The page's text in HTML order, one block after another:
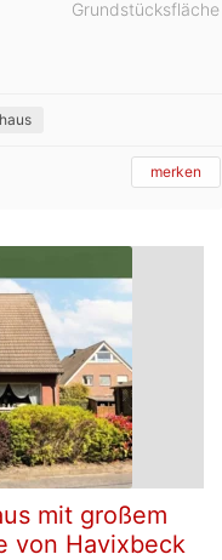
Grundstücksfläche
merken
mit großem
von Havixbeck